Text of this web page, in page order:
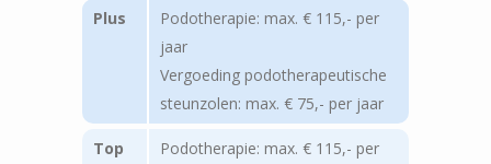
Plus
Podotherapie: max. € 115,- per
jaar
Vergoeding podotherapeutische
steunzolen: max. € 75,- per jaar
Top
Podotherapie: max. € 115,- per